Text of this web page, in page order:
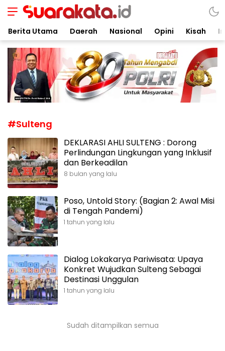
Suarakata.id
Kata Bicara Suara Bergerak
Berita Utama Daerah Nasional Opini Kisah
#Sulteng
DEKLARASI AHLI SULTENG : Dorong
Perlindungan Lingkungan yang Inklusif
dan Berkeadilan
8 bulan yang lalu
Poso, Untold Story: (Bagian 2: Awal Misi
di Tengah Pandemi)
1 tahun yang lalu
Dialog Lokakarya Pariwisata: Upaya
Konkret Wujudkan Sulteng Sebagai
Destinasi Unggulan
1 tahun yang lalu
Sudah ditampilkan semua